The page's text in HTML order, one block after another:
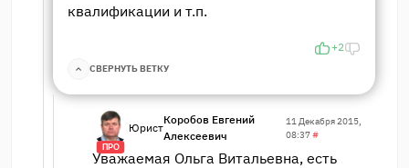
квалификации и т.п.
+2
СВЕРНУТЬ ВЕТКУ
ПРО
Юрист
Коробов Евгений
Алексеевич
11 Декабря 2015,
08:37#
Уважаемая Ольга Витальевна, есть